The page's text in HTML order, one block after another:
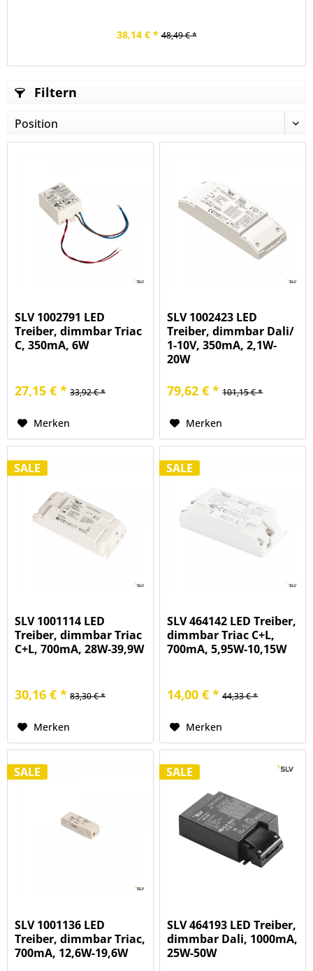
38,14 € * 48,49 € *
Filtern
SLV 1002791 LED
Treiber, dimmbar Triac
C, 350mA, 6W
27,15 € * 33,92 € *
Merken
SLV 1002423 LED
Treiber, dimmbar Dali/
1-10V, 350mA, 2,1W-
20W
79,62 € * 101,15 € *
Merken
SALE
SLV 1001114 LED
Treiber, dimmbar Triac
C+L, 700mA, 28W-39,9W
30,16 € * 83,30 € *
Merken
SALE
SLV 464142 LED Treiber,
dimmbar Triac C+L,
700mA, 5,95W-10,15W
14,00 € * 44,33 € *
Merken
SALE
SLV 1001136 LED
Treiber, dimmbar Triac,
700mA, 12,6W-19,6W
SALE
SLV 464193 LED Treiber,
dimmbar Dali, 1000mA,
25W-50W